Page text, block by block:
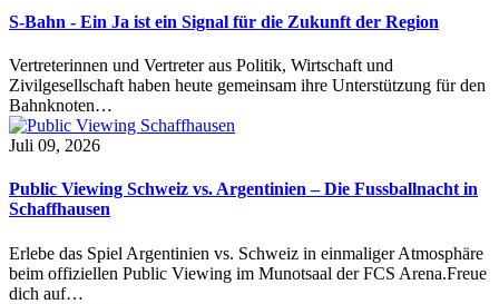
S-Bahn - Ein Ja ist ein Signal für die Zukunft der Region
Vertreterinnen und Vertreter aus Politik, Wirtschaft und
Zivilgesellschaft haben heute gemeinsam ihre Unterstützung für den
Bahnknoten…
Juli 09, 2026
Public Viewing Schweiz vs. Argentinien – Die Fussballnacht in
Schaffhausen
Erlebe das Spiel Argentinien vs. Schweiz in einmaliger Atmosphäre
beim offiziellen Public Viewing im Munotsaal der FCS Arena.Freue
dich auf…